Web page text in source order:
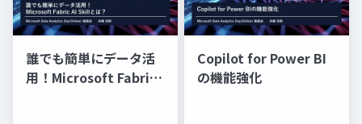
誰でも簡単にデータ活
用！Microsoft Fabric
Copilot for Power BI
の機能強化